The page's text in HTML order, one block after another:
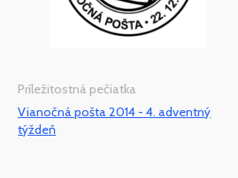
Príležitostná pečiatka
Vianočná pošta 2014 - 4. adventný
týždeň